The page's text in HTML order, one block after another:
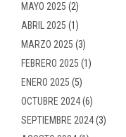
MAYO 2025 (2)
ABRIL 2025 (1)
MARZO 2025 (3)
FEBRERO 2025 (1)
ENERO 2025 (5)
OCTUBRE 2024(6)
SEPTIEMBRE 2024(3)